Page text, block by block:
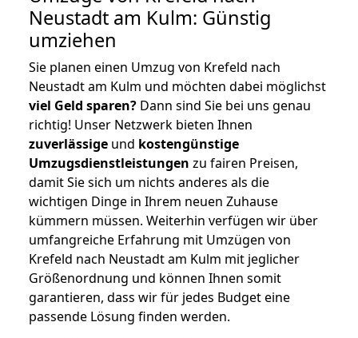
Neustadt am Kulm: Günstig
umziehen
Sie planen einen Umzug von Krefeld nach
Neustadt am Kulm und möchten dabei möglichst
viel Geld sparen? Dann sind Sie bei uns genau
richtig! Unser Netzwerk bieten Ihnen
zuverlässige und kostengünstige
Umzugsdienstleistungen zu fairen Preisen,
damit Sie sich um nichts anderes als die
wichtigen Dinge in Ihrem neuen Zuhause
kümmern müssen. Weiterhin verfügen wir über
umfangreiche Erfahrung mit Umzügen von
Krefeld nach Neustadt am Kulm mit jeglicher
Größenordnung und können Ihnen somit
garantieren, dass wir für jedes Budget eine
passende Lösung finden werden.